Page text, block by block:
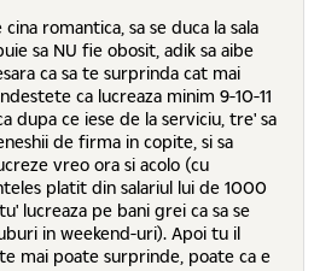
cina romantica, sa se duca la sala
sa NU fie obosit, adik sa aibe
ca sa te surprinda cat mai
ca lucreaza minim 9-10-11
dupa ce iese de la serviciu, tre' sa
de firma in copite, si sa
vreo ora si acolo (cu
platit din salariul lui de 1000
lucreaza pe bani grei ca sa se
in weekend-uri). Apoi tu il
mai poate surprinde, poate ca e